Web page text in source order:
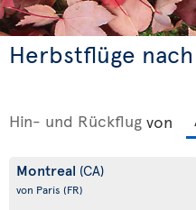
Herbstflüge
Hin- und Rückflug von
Montreal (CA)
von Paris (FR)